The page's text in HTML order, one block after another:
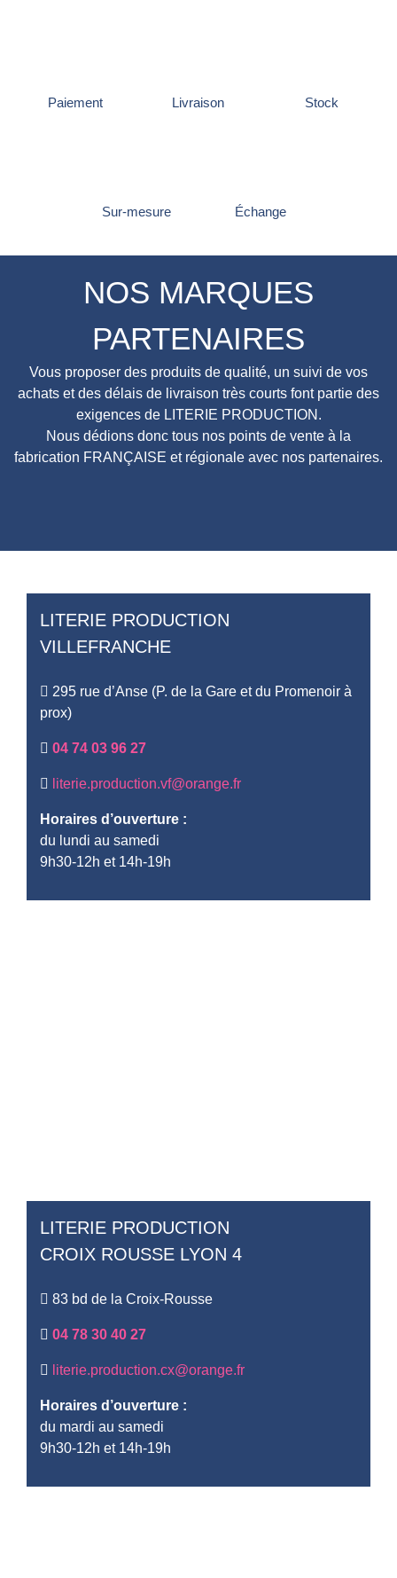
Paiement Livraison Stock
Sur-mesure Échange
NOS MARQUES
PARTENAIRES
Vous proposer des produits de qualité, un suivi de vos
achats et des délais de livraison très courts font partie des
exigences de LITERIE PRODUCTION.
Nous dédions donc tous nos points de vente à la
fabrication FRANÇAISE et régionale avec nos partenaires.
LITERIE PRODUCTION
VILLEFRANCHE
295 rue d’Anse (P. de la Gare et du Promenoir à
prox)
04 74 03 96 27
literie.production.vf@orange.fr
Horaires d’ouverture :
du lundi au samedi
9h30-12h et 14h-19h
LITERIE PRODUCTION
CROIX ROUSSE LYON 4
83 bd de la Croix-Rousse
04 78 30 40 27
literie.production.cx@orange.fr
Horaires d’ouverture :
du mardi au samedi
9h30-12h et 14h-19h